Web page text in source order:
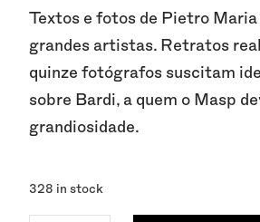
Textos e fotos de Pietro
grandes artistas. Retratos
quinze fotógrafos suscitam
sobre Bardi, a quem o Masp
grandiosidade.
328 in stock